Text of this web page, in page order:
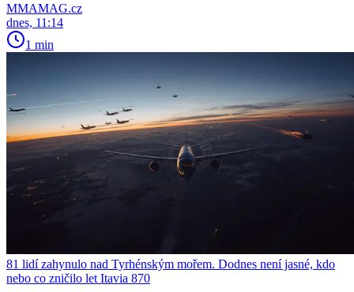
MMAMAG.cz
dnes, 11:14
1 min
81 lidí zahynulo nad Tyrhénským mořem. Dodnes není jasné, kdo
nebo co zničilo let Itavia 870